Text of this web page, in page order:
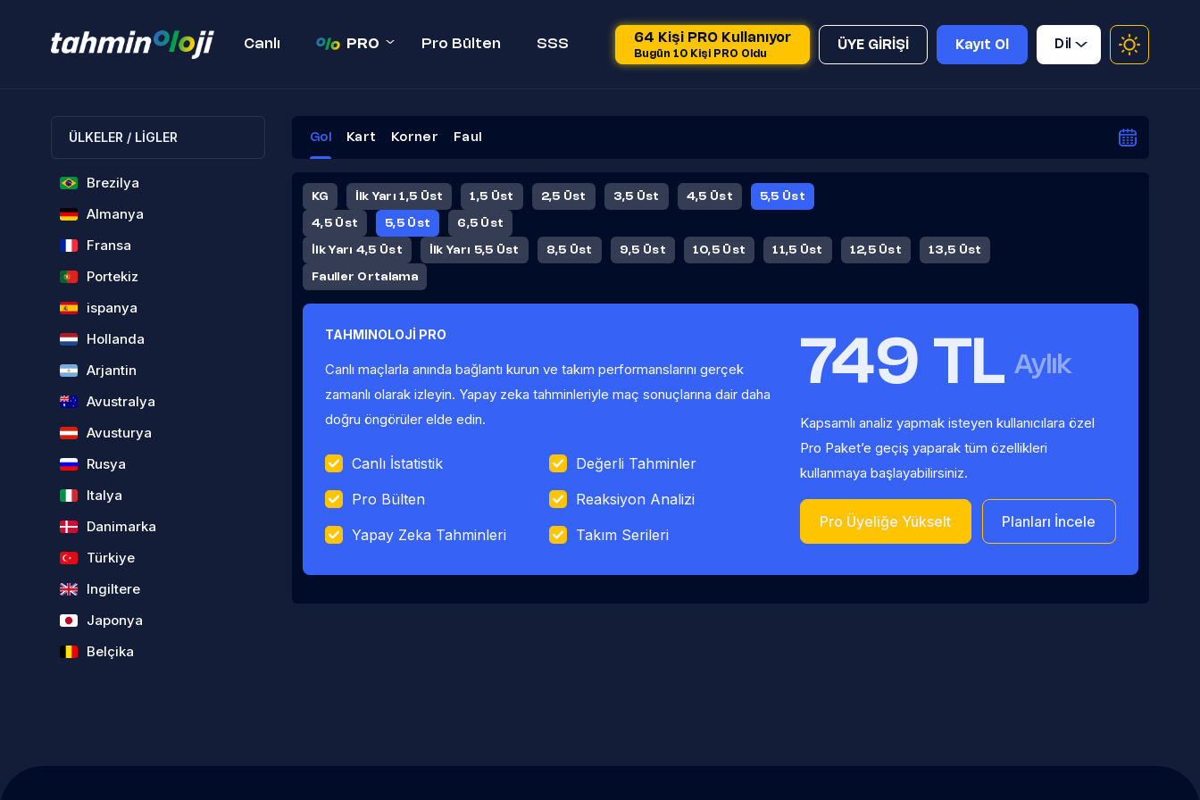
Canlı PRO Pro Bülten SSS 64 Kişi PRO Kullanıyor
Bugün 10 Kişi PRO Oldu
ÜYE GİRİŞİ Kayıt Ol Dil
ÜLKELER / LİGLER
Brezilya
Almanya
Fransa
Portekiz
ispanya
Hollanda
Arjantin
Avustralya
Avusturya
Rusya
Italya
Danimarka
Türkiye
Ingiltere
Japonya
Belçika
Gol Kart Korner Faul
KG İlk Yarı 1,5 Üst 1,5 Üst 2,5 Üst 3,5 Üst 4,5 Üst 5,5 Üst
4,5 Üst 5,5 Üst 6,5 Üst
İlk Yarı 4,5 Üst İlk Yarı 5,5 Üst 8,5 Üst 9,5 Üst 10,5 Üst 11,5 Üst 12,5 Üst 13,5 Üst
Fauller Ortalama
TAHMINOLOJİ PRO
Canlı maçlarla anında bağlantı kurun ve takım performanslarını gerçek
zamanlı olarak izleyin. Yapay zeka tahminleriyle maç sonuçlarına dair daha
doğru öngörüler elde edin.
Canlı İstatistik
Değerli Tahminler
Pro Bülten
Reaksiyon Analizi
Yapay Zeka Tahminleri
Takım Serileri
749 TL Aylık
Kapsamlı analiz yapmak isteyen kullanıcılara özel
Pro Paket’e geçiş yaparak tüm özellikleri
kullanmaya başlayabilirsiniz.
Pro Üyeliğe Yükselt Planları İncele